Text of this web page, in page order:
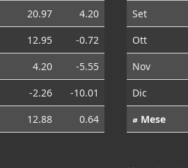
20.97
4.20
12.95
-0.72
4.20
-5.55
-2.26
-10.01
12.88 0.64
Set
Ott
Nov
Dic
⌀ Mese